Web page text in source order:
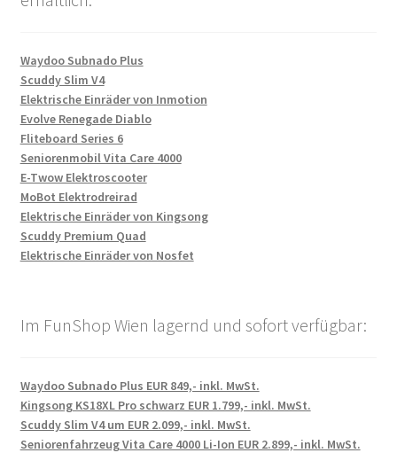
Waydoo Subnado Plus
Scuddy Slim V4
Elektrische Einräder von Inmotion
Evolve Renegade Diablo
Fliteboard Series 6
Seniorenmobil Vita Care 4000
E-Twow Elektroscooter
MoBot Elektrodreirad
Elektrische Einräder von Kingsong
Scuddy Premium Quad
Elektrische Einräder von Nosfet
Im FunShop Wien lagernd und sofort verfügbar:
Waydoo Subnado Plus EUR 849,- inkl. MwSt.
Kingsong KS18XL Pro schwarz EUR 1.799,- inkl. MwSt.
Scuddy Slim V4 um EUR 2.099,- inkl. MwSt.
Seniorenfahrzeug Vita Care 4000 Li-Ion EUR 2.899,- inkl. MwSt.